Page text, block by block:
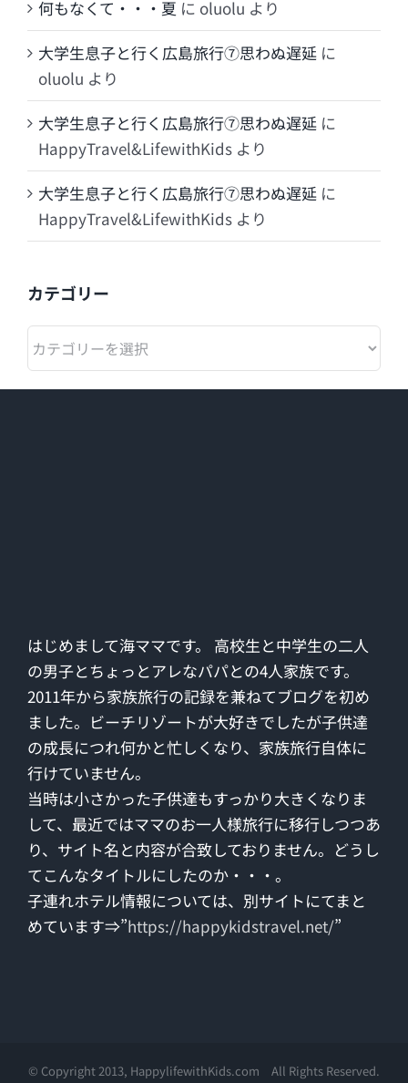
何もなくて・・・夏 に oluolu より
大学生息子と行く広島旅行⑦思わぬ遅延 に
oluolu より
大学生息子と行く広島旅行⑦思わぬ遅延 に
HappyTravel&LifewithKids より
大学生息子と行く広島旅行⑦思わぬ遅延 に
HappyTravel&LifewithKids より
カテゴリー
テ
ゴ
はじめまして海ママです。 高校生と中学生の二人
の男子とちょっとアレなパパとの4人家族です。
2011年から家族旅行の記録を兼ねてブログを初め
ました。ビーチリゾートが大好きでしたが子供達
の成長につれ何かと忙しくなり、家族旅行自体に
行けていません。
当時は小さかった子供達もすっかり大きくなりま
して、最近ではママのお一人様旅行に移行しつつあ
り、サイト名と内容が合致しておりません。どうし
てこんなタイトルにしたのか・・・。
子連れホテル情報については、別サイトにてまと
めています⇒”https://happykidstravel.net/”
© Copyright 2013, HappylifewithKids.com All Rights Reserved.